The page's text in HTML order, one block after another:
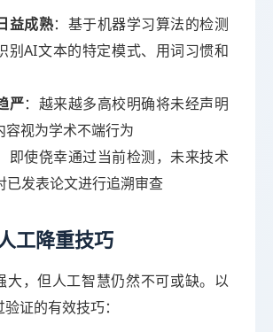
益成熟：基于机器学习算法的检测
别AI文本的特定模式、用词习惯和
严：越来越多高校明确将未经声明
容视为学术不端行为
即使侥幸通过当前检测，未来技术
已发表论文进行追溯审查
工降重技巧
大，但人工智慧仍然不可或缺。以
证的有效技巧：